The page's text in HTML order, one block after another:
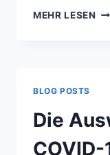
MEHR LESEN
BLOG POSTS
Die